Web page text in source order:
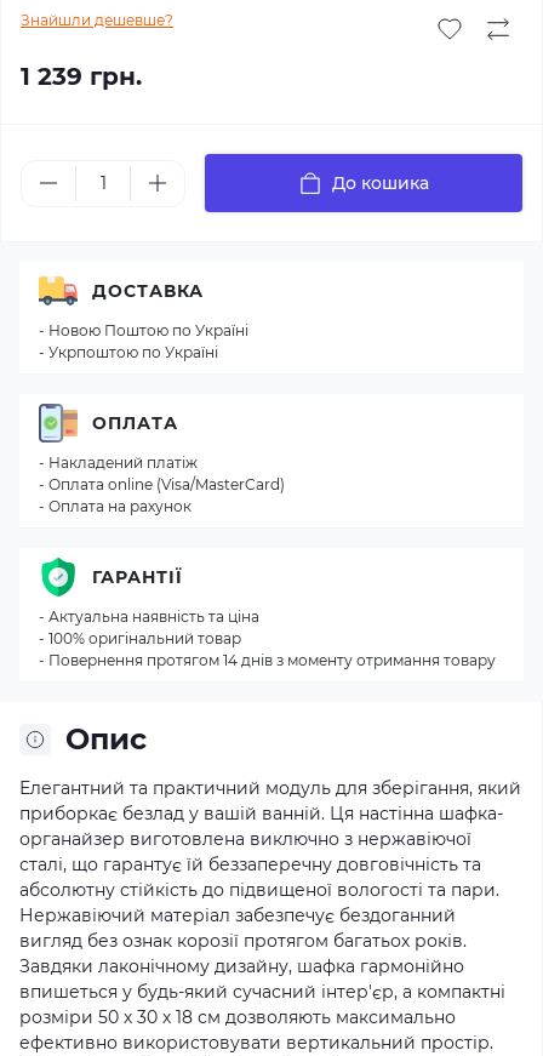
Знайшли дешевше?
1 239 грн.
До кошика
Опис
Елегантний та практичний модуль для зберігання, який
приборкає безлад у вашій ванній. Ця настінна шафка-
органайзер виготовлена виключно з нержавіючої
сталі, що гарантує їй беззаперечну довговічність та
абсолютну стійкість до підвищеної вологості та пари.
Нержавіючий матеріал забезпечує бездоганний
вигляд без ознак корозії протягом багатьох років.
Завдяки лаконічному дизайну, шафка гармонійно
впишеться у будь-який сучасний інтер'єр, а компактні
розміри 50 х 30 х 18 см дозволяють максимально
ефективно використовувати вертикальний простір.
ДОСТАВКА
- Новою Поштою по Україні
- Укрпоштою по Україні
ОПЛАТА
- Накладений платіж
- Оплата online (Visa/MasterCard)
- Оплата на рахунок
ГАРАНТІЇ
- Актуальна наявність та ціна
- 100% оригінальний товар
- Повернення протягом 14 днів з моменту отримання товару